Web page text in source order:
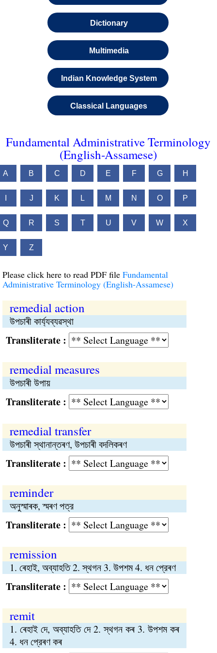
Dictionary
Multimedia
Indian Knowledge System
Classical Languages
Fundamental Administrative Terminology
(English-Assamese)
A B C D E F G H
J K L M N O P
Q R S T U V W X
Y Z
Please click here to read PDF file Fundamental
Administrative Terminology (English-Assamese)
remedial action
উপচাৰী কার্য্যব্যৱস্থা
:
remedial measures
উপচাৰী উপায়
:
remedial transfer
উপচাৰী স্থানান্তৰণ, উপচাৰী বদলিকৰণ
:
reminder
অনুস্মাৰক, স্মৰণ পত্র
:
remission
1. ৰেহাই, অব্যাহতি 2. স্থগন 3. উপশম 4. ধন প্রেৰণ
:
remit
1. ৰেহাই দে, অব্যাহতি দে 2. স্থগন কৰ 3. উপশম কৰ
4. ধন প্রেৰণ কৰ